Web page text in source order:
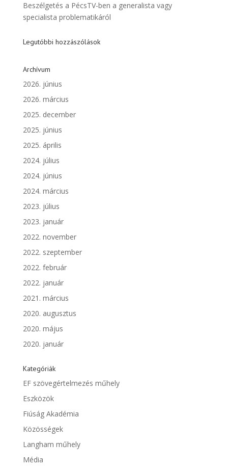
Beszélgetés a PécsTV-ben a generalista vagy
specialista problematikáról
Legutóbbi hozzászólások
Archívum
2026. június
2026. március
2025. december
2025. június
2025. április
2024. július
2024. június
2024. március
2023. július
2023. január
2022. november
2022. szeptember
2022. február
2022. január
2021. március
2020. augusztus
2020. május
2020. január
Kategóriák
EF szövegértelmezés műhely
Eszközök
Fiúság Akadémia
Közösségek
Langham műhely
Média